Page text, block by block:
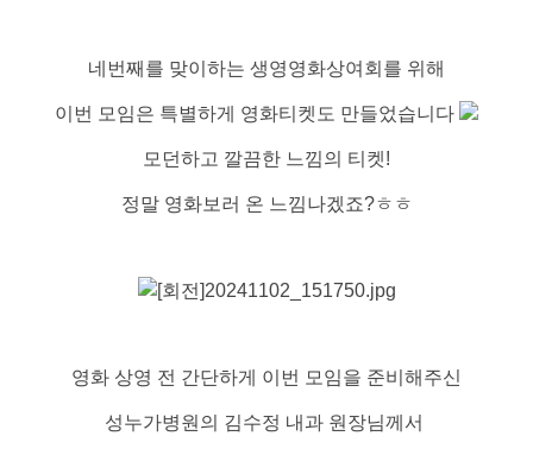
네번째를 맞이하는 생영영화상여회를 위해
이번 모임은 특별하게 영화티켓도 만들었습니다
모던하고 깔끔한 느낌의 티켓!
정말 영화보러 온 느낌나겠죠?ㅎㅎ
영화 상영 전 간단하게 이번 모임을 준비해주신
성누가병원의 김수정 내과 원장님께서